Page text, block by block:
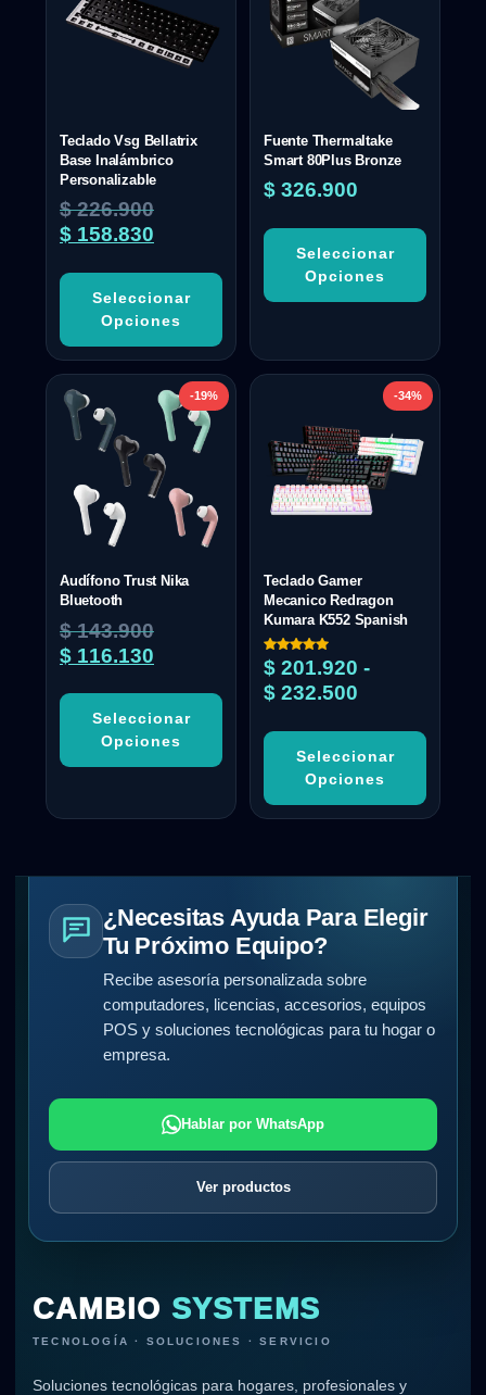
Teclado Vsg Bellatrix
Base Inalámbrico
Personalizable
$226.900
$ 158.830
Seleccionar
Opciones
Fuente Thermaltake
Smart 80Plus Bronze
$ 326.900
Seleccionar
Opciones
-19%
Audífono Trust Nika
Bluetooth
$143.900
$ 116.130
Seleccionar
Opciones
-34%
Teclado Gamer
Mecanico Redragon
Kumara K552 Spanish
Valorado
con
5.00
de 5
$ 201.920 -
$ 232.500
Seleccionar
Opciones
¿Necesitas Ayuda Para Elegir
Tu Próximo Equipo?
Recibe asesoría personalizada sobre
computadores, licencias, accesorios, equipos
POS y soluciones tecnológicas para tu hogar o
empresa.
Hablar por WhatsApp
Ver productos
CAMBIO SYSTEMS
TECNOLOGÍA · SOLUCIONES · SERVICIO
Soluciones tecnológicas para hogares, profesionales y